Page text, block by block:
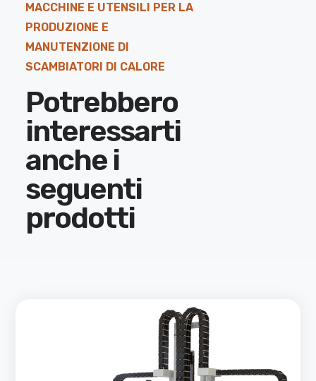
MACCHINE E UTENSILI PER LA
PRODUZIONE E
MANUTENZIONE DI
SCAMBIATORI DI CALORE
Potrebbero
interessarti
anche i
seguenti
prodotti